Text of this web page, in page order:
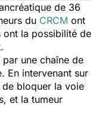
de 36
du CRCM ont
ont la possibilité de
une chaîne de
En intervenant sur
bloquer la voie
et la tumeur